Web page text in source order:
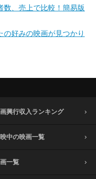
数、売上で比較！簡易版
好みの映画が見つかり
興行収入ランキング
中の映画一覧
一覧